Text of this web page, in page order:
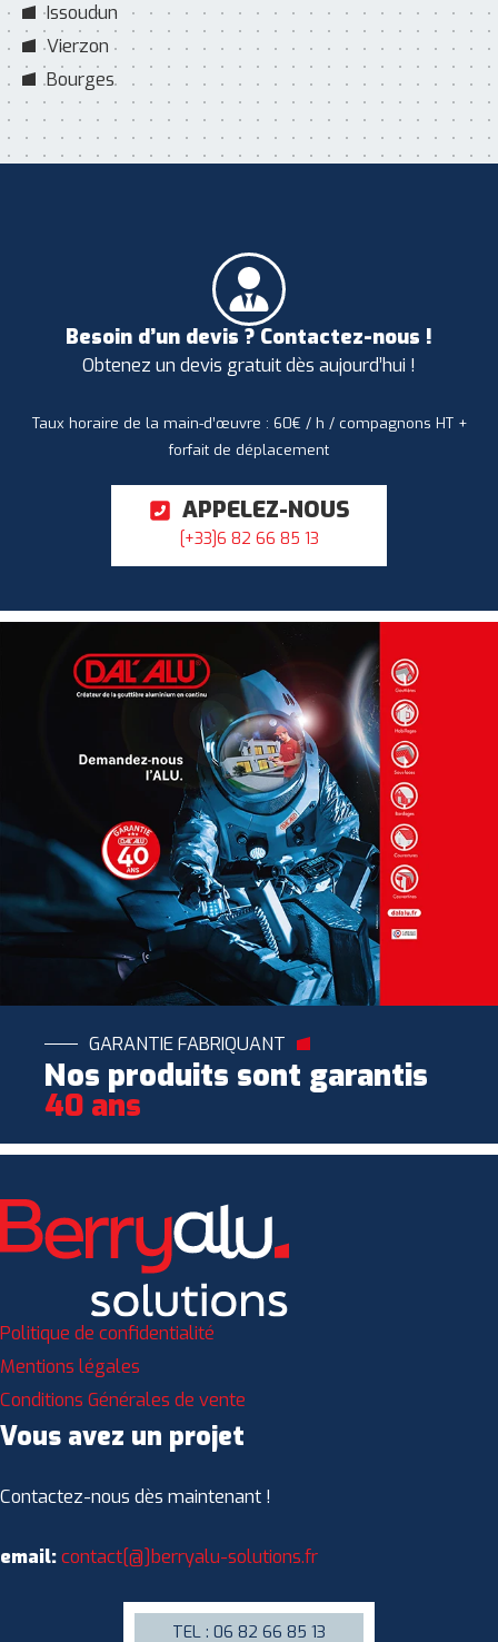
Issoudun
Vierzon
Bourges
Besoin d’un devis ? Contactez-nous !
Obtenez un devis gratuit dès aujourd’hui !
Taux horaire de la main-d’œuvre : 60€ / h / compagnons HT +
forfait de déplacement
APPELEZ-NOUS
[+33]6 82 66 85 13
GARANTIE FABRIQUANT
Nos produits sont garantis
40 ans
Politique de confidentialité
Mentions légales
Conditions Générales de vente
Vous avez un projet
Contactez-nous dès maintenant !
email:contact[@]berryalu-solutions.fr
TEL : 06 82 66 85 13